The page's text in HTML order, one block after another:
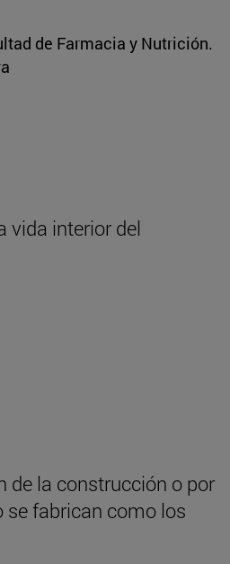
de Farmacia y Nutrición.
vida interior del
de la construcción o por
se fabrican como los